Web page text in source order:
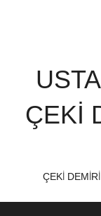
ÇEKİ
ÇEKİ